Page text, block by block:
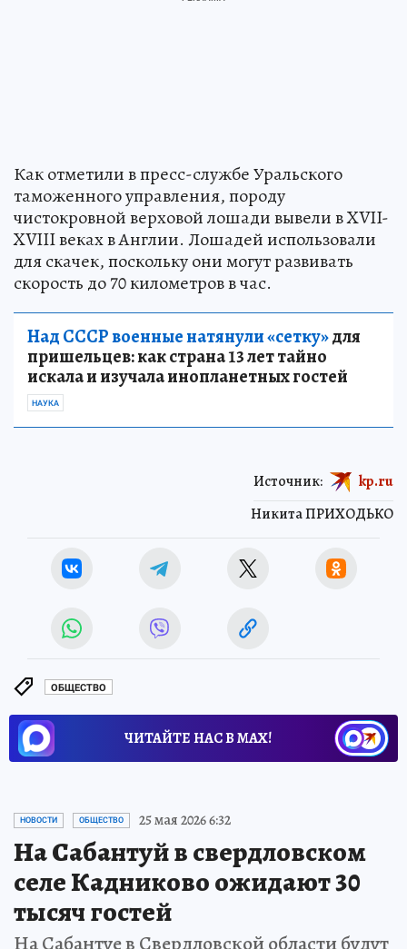
Как отметили в пресс-службе Уральского
таможенного управления, породу
чистокровной верховой лошади вывели в XVII-
XVIII веках в Англии. Лошадей использовали
для скачек, поскольку они могут развивать
скорость до 70 километров в час.
Над СССР военные натянули «сетку»для
пришельцев: как страна 13 лет тайно
искала и изучала инопланетных гостей
НАУКА
Никита ПРИХОДЬКО
Источник: kp.ru
ОБЩЕСТВО
ЧИТАЙТЕ НАС В МАХ!
НОВОСТИ ОБЩЕСТВО 25 мая 2026 6:32
На Сабантуй в свердловском
селе Кадниково ожидают 30
тысяч гостей